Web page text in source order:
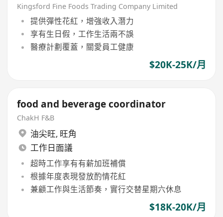
Kingsford Fine Foods Trading Company Limited
提供彈性花紅，增強收入潛力
享有生日假，工作生活兩不誤
醫療計劃覆蓋，關愛員工健康
$20K-25K/月
food and beverage coordinator
ChakH F&B
油尖旺, 旺角
工作日面議
超時工作享有有薪加班補償
根據年度表現發放酌情花紅
兼顧工作與生活節奏，實行交替星期六休息
$18K-20K/月